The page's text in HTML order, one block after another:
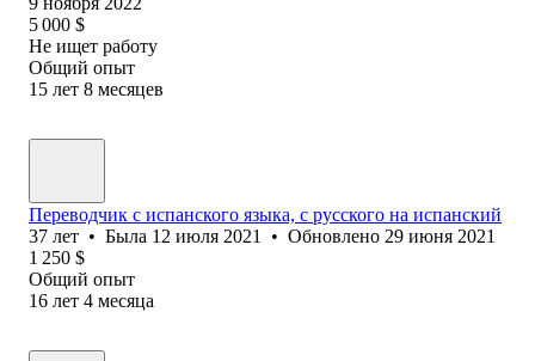
5 000 $
Не ищет работу
Общий опыт
15 лет 8 месяцев
Переводчик с испанского языка, с русского на испанский
37 лет • Была 12 июля 2021 • Обновлено 29 июня 2021
1 250 $
Общий опыт
16 лет 4 месяца